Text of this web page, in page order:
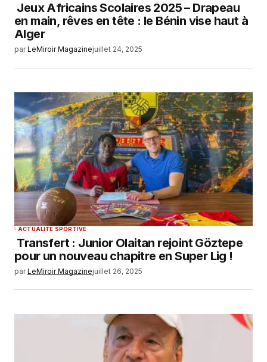
Jeux Africains Scolaires 2025 – Drapeau
en main, rêves en tête : le Bénin vise haut à
Alger
par LeMiroir Magazinejuillet 24, 2025
ACTUALITÉ SPORTIVE
Transfert : Junior Olaitan rejoint Göztepe
pour un nouveau chapitre en Super Lig !
par LeMiroir Magazinejuillet 26, 2025